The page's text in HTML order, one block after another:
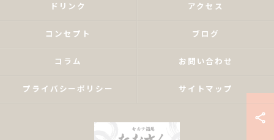
ドリンク アクセス
コンセプト ブログ
コラム お問い合わせ
プライバシーポリシー サイトマップ